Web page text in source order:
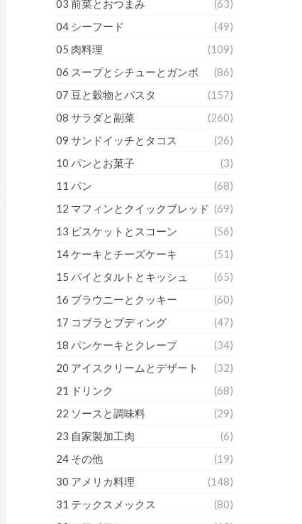
03 前菜とおつまみ
(63)
04 シーフード
(49)
05 肉料理
(109)
06 スープとシチューとガンボ
(86)
07 豆と穀物とパスタ
(157)
08 サラダと副菜
(260)
09 サンドイッチとタコス
(26)
10 パンとお菓子
(3)
11 パン
(68)
12 マフィンとクイックブレッド (69)
13 ビスケットとスコーン
(56)
14 ケーキとチーズケーキ
(51)
15 パイとタルトとキッシュ
(65)
16 ブラウニーとクッキー
(60)
17 コブラとプディング
(47)
18 パンケーキとクレープ
(34)
20 アイスクリームとデザート
(32)
21 ドリンク
(68)
22 ソースと調味料
(29)
23 自家製加工肉
(6)
24 その他
(19)
30 アメリカ料理
(148)
31 テックスメックス
(80)